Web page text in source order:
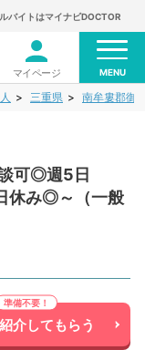
バイトはマイナビDOCTOR
マイページ MENU
三重県 南牟婁郡御
可◎週5日
休み◎～（一般
介してもらう